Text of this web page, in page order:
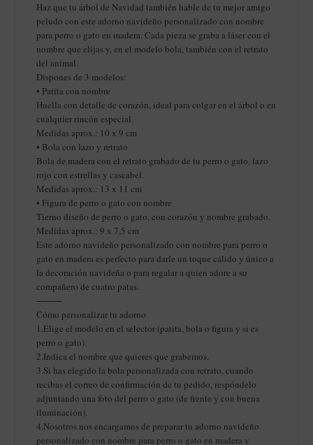
Haz que tu árbol de Navidad también hable de tu mejor amigo
peludo con este adorno navideño personalizado con nombre
para perro o gato en madera. Cada pieza se graba a láser con el
nombre que elijas y, en el modelo bola, también con el retrato
del animal.
Dispones de 3 modelos:
• Patita con nombre
Huella con detalle de corazón, ideal para colgar en el árbol o en
cualquier rincón especial.
Medidas aprox.: 10 x 9 cm
• Bola con lazo y retrato
Bola de madera con el retrato grabado de tu perro o gato, lazo
rojo con estrellas y cascabel.
Medidas aprox.: 13 x 11 cm
• Figura de perro o gato con nombre
Tierno diseño de perro o gato, con corazón y nombre grabado.
Medidas aprox.: 9 x 7,5 cm
Este adorno navideño personalizado con nombre para perro o
gato en madera es perfecto para darle un toque cálido y único a
la decoración navideña o para regalar a quien adore a su
compañero de cuatro patas.
⸻
Cómo personalizar tu adorno
1.Elige el modelo en el selector (patita, bola o figura y si es
perro o gato).
2.Indica el nombre que quieres que grabemos.
3.Si has elegido la bola personalizada con retrato, cuando
recibas el correo de confirmación de tu pedido, respóndelo
adjuntando una foto del perro o gato (de frente y con buena
iluminación).
4.Nosotros nos encargamos de preparar tu adorno navideño
personalizado con nombre para perro o gato en madera y